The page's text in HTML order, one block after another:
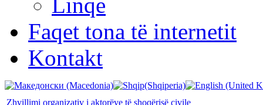
Faqet tona të internetit
Kontakt
Zhvillimi organizativ i aktorëve të shoqërisë civile